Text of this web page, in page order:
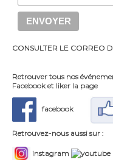
conférences de
cliquez sur
CONSULTER LE CORREO
Retrouver tous nos
Facebook et liker la page
facebook
Retrouvez-nous aussi sur :
instagram